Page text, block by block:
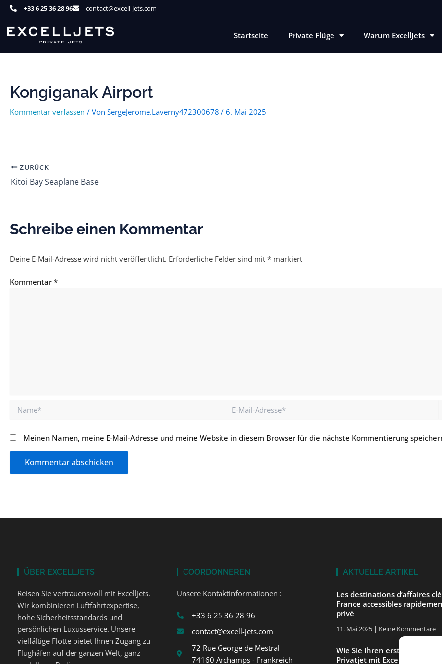
Zum
Inhalt
springen
+33 6 25 36 28 96 contact@excell-jets.com
Startseite Private Flüge Warum ExcellJets
Kongiganak Airport
Kommentar verfassen / Von SergeJerome.Laverny472300678 / 6. Mai 2025
ZURÜCK
Kitoi Bay Seaplane Base
Schreibe einen Kommentar
Deine E-Mail-Adresse wird nicht veröffentlicht. Erforderliche Felder sind mit * markiert
Kommentar *
Name*
Meinen Namen, meine E-Mail-Adresse und meine Website in diesem Browser für die nächste Kommentierung
ÜBER EXCELLJETS
Reisen Sie vertrauensvoll mit ExcellJets.
Wir kombinieren Luftfahrtexpertise,
hohe Sicherheitsstandards und
persönlichen Luxusservice. Unsere
vielfältige Flotte bietet Ihnen Zugang zu
Flughäfen auf der ganzen Welt, ganz
COORDONNEREN
Unsere Kontaktinformationen :
+33 6 25 36 28 96
contact@excell-jets.com
72 Rue George de Mestral
74160 Archamps - Frankreich
AKTUELLE ARTIKEL
Les destinations d’affaires
France accessibles
privé
11. Mai 2025 Keine Kommentare
Wie Sie Ihren ersten Flug in
Privatjet mit ExcellJets gut